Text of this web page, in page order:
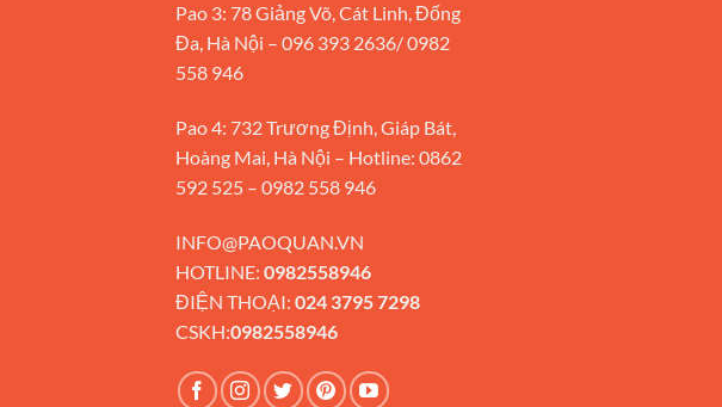
Pao 3: 78 Giảng Võ, Cát Linh, Đống
Đa, Hà Nội – 096 393 2636/ 0982
558 946
Pao 4: 732 Trương Định, Giáp Bát,
Hoàng Mai, Hà Nội – Hotline: 0862
592 525 – 0982 558 946
INFO@PAOQUAN.VN
HOTLINE: 0982558946
ĐIỆN THOẠI: 024 3795 7298
CSKH:0982558946